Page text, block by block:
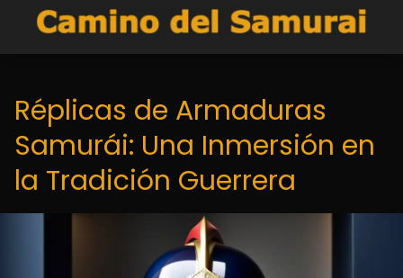
Réplicas de Armaduras
Samurái: Una Inmersión en
la Tradición Guerrera